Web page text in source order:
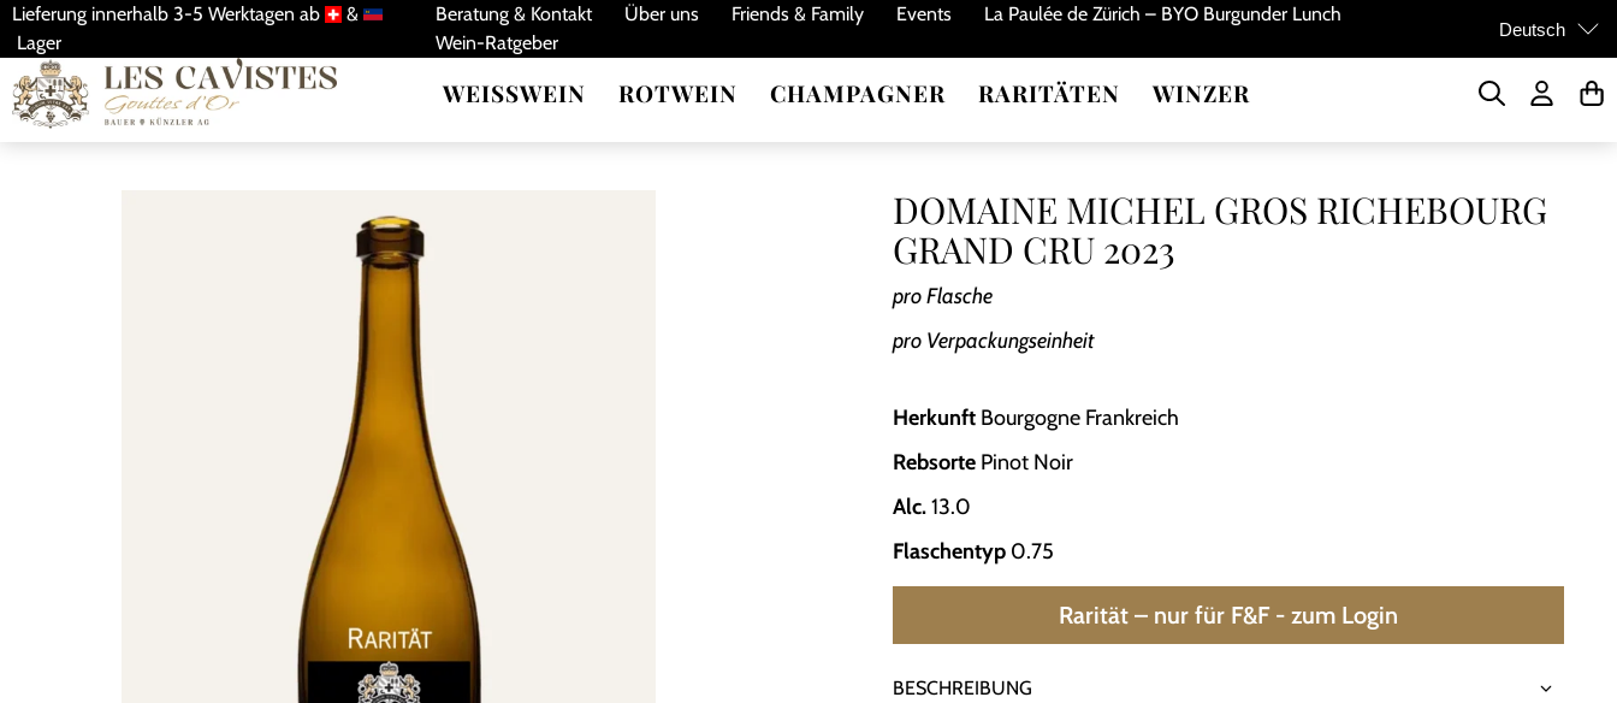
Lieferung innerhalb 3-5 Werktagen ab ​
​ & ​
​ Lager
Beratung & Kontakt Über uns Friends & Family Events
La Paulée de Zürich – BYO Burgunder Lunch
Wein-Ratgeber
Deutsch
WEISSWEIN ROTWEIN CHAMPAGNER RARITÄTEN WINZER
DOMAINE MICHEL GROS RICHEBOURG
GRAND CRU 2023
pro Flasche
pro Verpackungseinheit
Herkunft ​ Bourgogne Frankreich
Rebsorte ​ Pinot Noir
Alc.​ 13.0
Flaschentyp ​ 0.75
Rarität – nur für F&F - zum Login
BESCHREIBUNG